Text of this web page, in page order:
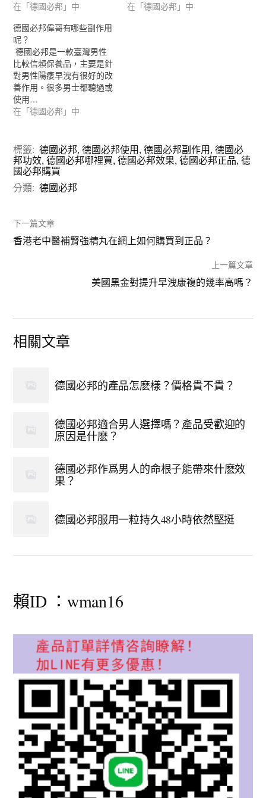
在「德國必邦」中
在「德國必邦」中
德國必邦偉哥有哪些副作用
呢？
德國必邦是一款臺灣男性
比較信賴保養品，主要是針
對男性陽痿早洩有很好的改
善作用。很多男士都聽過或
使用…
在「德國必邦」中
標籤: 德國必邦,德國必邦使用,德國必邦副作用,德國必
邦功效,德國必邦哪裡買,德國必邦效果,德國必邦正品,德
國必邦購買
分類: 德國必邦
下一篇文章
香港老中醫補腎強精丸在網上如何購買到正品？
上一篇文章
美國黑金對提升早洩康複的幾率高嗎？
相關文章
德國必邦的產品怎麽樣？價格貴不貴？
德國必邦適合男人選擇嗎？產品受歡迎的
原因是什麽？
德國必邦作爲男人的命根子能帶來什麽效
果？
德國必邦服用一粒持久48小時依然堅挺
賴ID ：wman16